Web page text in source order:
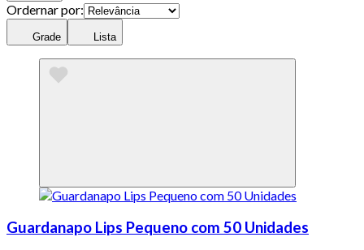
Ordernar por:
Grade Lista
Guardanapo Lips Pequeno com 50 Unidades